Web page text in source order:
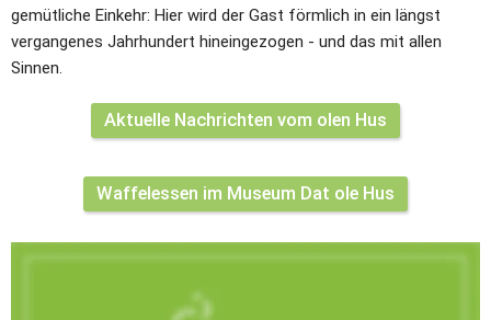
gemütliche Einkehr: Hier wird der Gast förmlich in ein längst
vergangenes Jahrhundert hineingezogen - und das mit allen
Sinnen.
Aktuelle Nachrichten vom olen Hus
Waffelessen im Museum Dat ole Hus